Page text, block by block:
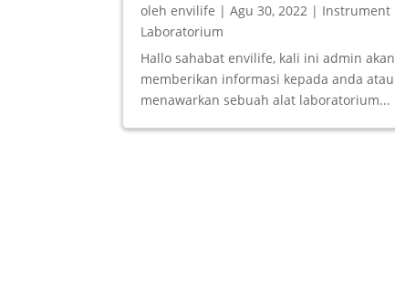
olehenvilife |Agu 30, 2022 | Instrument
Laboratorium
Hallo sahabat envilife, kali ini admin akan
memberikan informasi kepada anda atau
menawarkan sebuah alat laboratorium...